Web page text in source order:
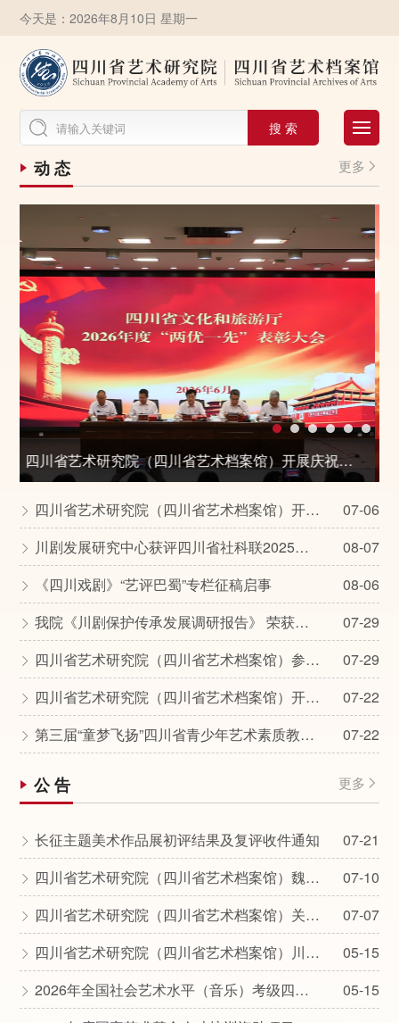
今天是：2026年8月10日 星期一
搜 索
动 态 更多 
四川省艺术研究院（四川省艺术档案馆）开展庆祝中国共产党成立105周年系列宣传教育活动
 四川省艺术研究院（四川省艺术档案馆）开展庆祝中国共产党成立105周年系列宣传教育活动 07-06
 川剧发展研究中心获评四川省社科联2025年度《四川哲学社会科学年鉴》供稿工作表现突出单位 08-07
 《四川戏剧》“艺评巴蜀”专栏征稿启事 08-06
 我院《川剧保护传承发展调研报告》 荣获全省文化和旅游系统2025年度优秀调研报告 07-29
 四川省艺术研究院（四川省艺术档案馆）参加浙江传统戏曲立法调研组来川专题调研座谈 07-29
 四川省艺术研究院（四川省艺术档案馆）开展系列交流活动 07-22
 第三届“童梦飞扬”四川省青少年艺术素质教育成果展演（巴中选区）圆满落幕 07-22
公 告 更多 
 长征主题美术作品展初评结果及复评收件通知 07-21
 四川省艺术研究院（四川省艺术档案馆）魏明伦研究中心2026年课题申报公告 07-10
 四川省艺术研究院（四川省艺术档案馆）关于举办2026年四川藏羌彝民族民间舞蹈传承创新骨干人才培训（第三期）的通知 07-07
 四川省艺术研究院（四川省艺术档案馆）川江号子微纪录片摄制项目比选结果公示 05-15
 2026年全国社会艺术水平（音乐）考级四川省艺术研究院（四川省艺术档案馆）公告 05-15